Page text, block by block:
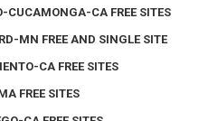
CA FREE SITES
MN FREE AND SINGLE SITE
CA FREE SITES
FREE SITES